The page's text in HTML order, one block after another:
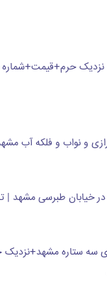
نواب و فلکه آب مشهد+50%
طبرسی مشهد | تا 80%
سه ستاره مشهد+نزدیک